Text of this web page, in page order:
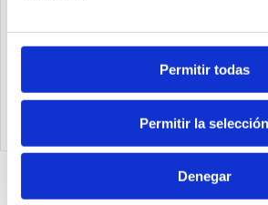
Permitir todas
Permitir la selección
Denegar
Módulo PROFINET 128IN-128OUT (48